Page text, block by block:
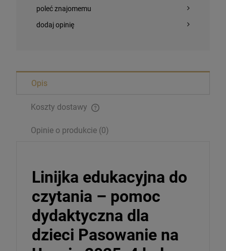
poleć znajomemu
dodaj opinię
Opis
Koszty dostawy
Opinie o produkcie (0)
Linijka edukacyjna do
czytania – pomoc
dydaktyczna dla
dzieci Pasowanie na